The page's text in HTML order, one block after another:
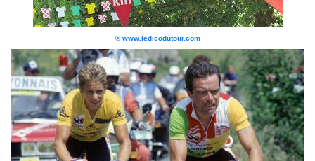
© www.ledicodutour.com